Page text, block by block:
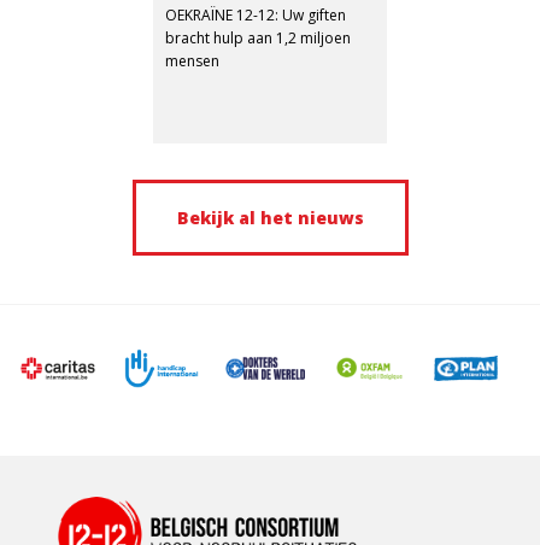
MENSEN
OEKRAÏNE 12-12: Uw giften
bracht hulp aan 1,2 miljoen
mensen
Bekijk al het nieuws